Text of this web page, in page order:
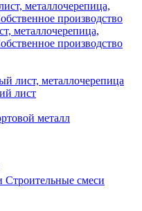
металлочерепица,
производство
лист, металлочерепица
лист
металл
Строительные смеси